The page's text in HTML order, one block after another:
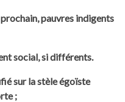
pauvres indigents
social, si différents.
sur la stèle égoïste
;